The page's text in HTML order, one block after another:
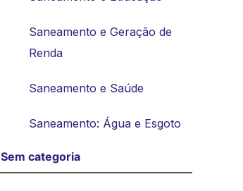
Saneamento e Geração de
Renda
Saneamento e Saúde
Saneamento: Água e Esgoto
Sem categoria